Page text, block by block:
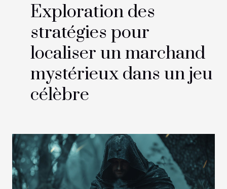
Exploration des
stratégies pour
localiser un marchand
mystérieux dans un jeu
célèbre